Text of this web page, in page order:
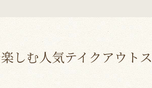
しむ人気テイクアウト